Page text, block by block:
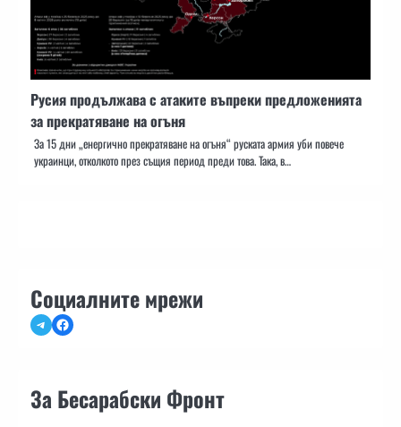
Русия продължава с атаките въпреки предложенията
за прекратяване на огъня
За 15 дни „енергично прекратяване на огъня“ руската армия уби повече
украинци, отколкото през същия период преди това. Така, в…
Социалните мрежи
TelegramFacebook
За Бесарабски Фронт